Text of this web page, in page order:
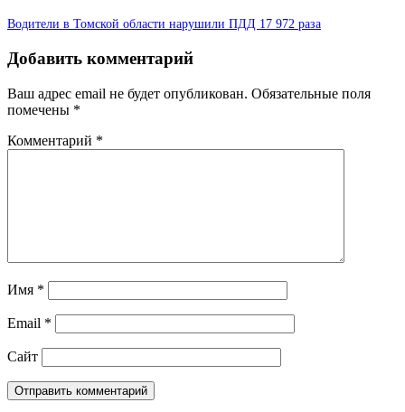
Водители в Томской области нарушили ПДД 17 972 раза
Добавить комментарий
Ваш адрес email не будет опубликован. Обязательные поля
помечены *
Комментарий *
Имя *
Email *
Сайт